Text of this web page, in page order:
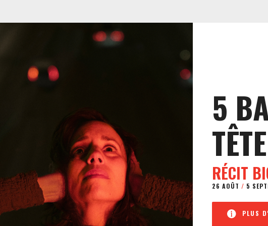
5
TÊTE
RÉCIT
26 AOÛT / 5
PLUS